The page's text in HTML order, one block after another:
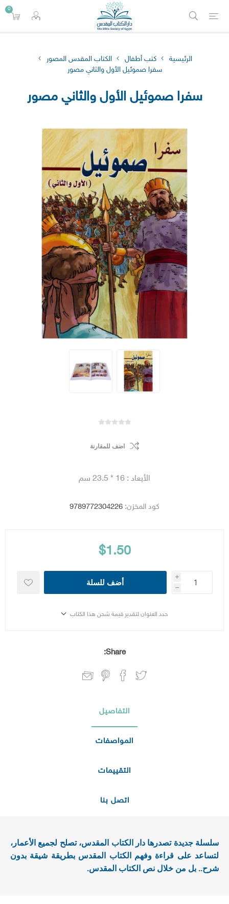
0
الرئيسية كتب أطفال
الكتاب المقدس المصور
سفرا صموئيل اﻷول والثاني مصور
سفرا صموئيل اﻷول والثاني مصور
اضف للمقارنة
الأبعاد : 16 * 23.5 سم
كود المخزن: 9789772304226
$1.50
i
h
أضف للسلة
حدد العنوان لتقدير قيمة شحن هذا الكتاب
Share:
التفاصيل
المواصفات
التقييمات
اتصل بنا
سلسلة جديدة تصدرها دار الكتاب المقدس، تصلح لجميع الأعمار،
لتساعد على قراءة وفهم الكتاب المقدس بطريقة شيقة بدون
شرح.. بل من خلال نص الكتاب المقدس.